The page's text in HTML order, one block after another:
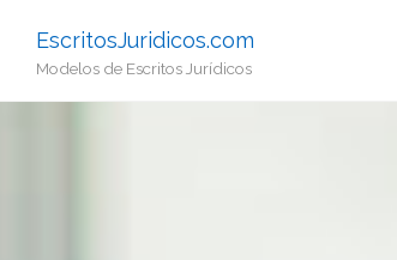
EscritosJuridicos.com
Modelos de Escritos Jurídicos